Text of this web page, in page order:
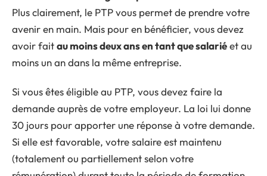
Plus clairement, le PTP vous permet de prendre votre
avenir en main. Mais pour en bénéficier, vous devez
avoir faitau moins deux ans en tant que salariéet au
moins un an dans la même entreprise.
Si vous êtes éligible au PTP, vous devez faire la
demande auprès de votre employeur. La loi lui donne
30 jours pour apporter une réponse à votre demande.
Si elle est favorable, votre salaire est maintenu
(totalement ou partiellement selon votre